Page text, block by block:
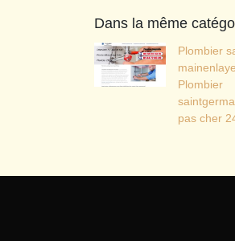
Dans la même
Plombier
Plombier
pas cher